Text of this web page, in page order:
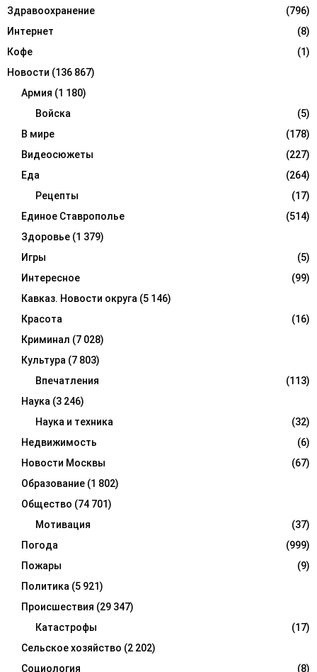
Здравоохранение
(796)
Интернет
(8)
Кофе
(1)
Новости (136 867)
Армия (1 180)
Войска
(5)
В мире
(178)
Видеосюжеты
(227)
Еда
(264)
Рецепты
(17)
Единое Ставрополье
(514)
Здоровье (1 379)
Игры
(5)
Интересное
(99)
Кавказ. Новости округа (5 146)
Красота
(16)
Криминал (7 028)
Культура (7 803)
Впечатления
(113)
Наука (3 246)
Наука и техника
(32)
Недвижимость
(6)
Новости Москвы
(67)
Образование (1 802)
Общество (74 701)
Мотивация
(37)
Погода
(999)
Пожары
(9)
Политика (5 921)
Происшествия (29 347)
Катастрофы
(17)
Сельское хозяйство (2 202)
Социология
(8)